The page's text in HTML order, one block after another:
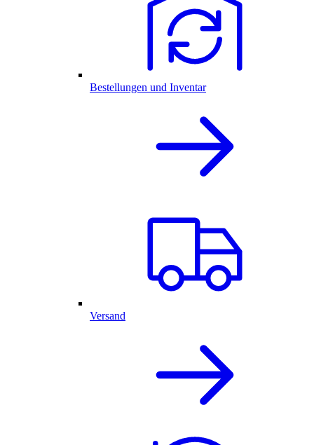
Bestellungen und Inventar
Versand